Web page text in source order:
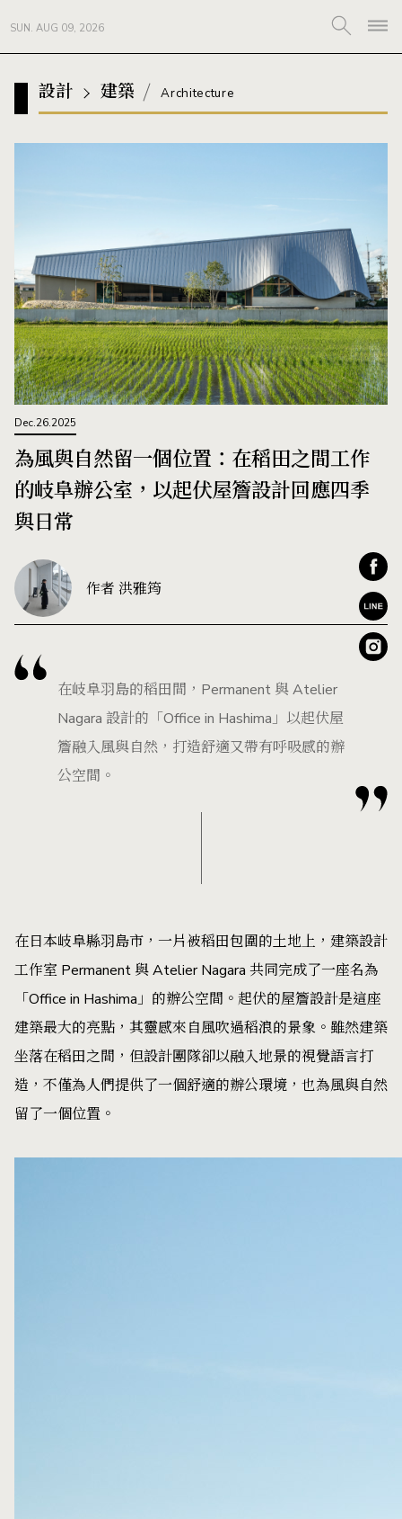
SUN. AUG 09, 2026
設計 建築 Architecture
Dec.26.2025
為風與自然留一個位置：在稻田之間工作
的岐阜辦公室，以起伏屋簷設計回應四季
與日常
作者 洪雅筠
在岐阜羽島的稻田間，Permanent 與 Atelier
Nagara 設計的「Office in Hashima」以起伏屋
簷融入風與自然，打造舒適又帶有呼吸感的辦
公空間。
在日本岐阜縣羽島市，一片被稻田包圍的土地上，建築設計
工作室 Permanent 與 Atelier Nagara 共同完成了一座名為
「Office in Hashima」的辦公空間。起伏的屋簷設計是這座
建築最大的亮點，其靈感來自風吹過稻浪的景象。雖然建築
坐落在稻田之間，但設計團隊卻以融入地景的視覺語言打
造，不僅為人們提供了一個舒適的辦公環境，也為風與自然
留了一個位置。